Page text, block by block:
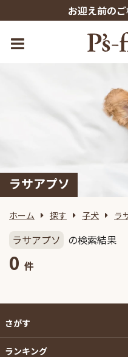
お迎え前の
ラサアプソ
ホーム 探す 子犬 ラ
ラサアプソ の検索結果
0 件
さがす
ランキング